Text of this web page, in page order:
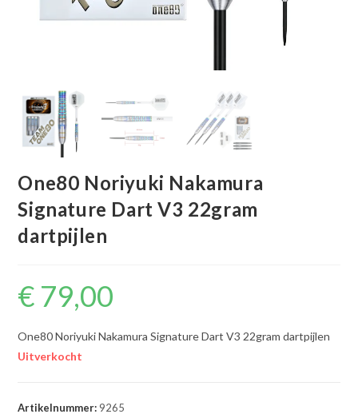
One80 Noriyuki Nakamura
Signature Dart V3 22gram
dartpijlen
€ 79,00
One80 Noriyuki Nakamura Signature Dart V3 22gram dartpijlen
Uitverkocht
Artikelnummer: 9265